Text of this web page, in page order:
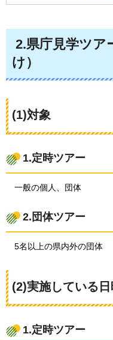
2.県庁見学ツア
け）
(1)対象
1.定時ツアー
一般の個人、団体
2.団体ツアー
5名以上の県内外の団体
(2)実施している日
1.定時ツアー